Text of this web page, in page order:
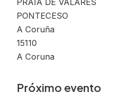
PONTECESO
A Coruña
15110
A Coruna
Próximo evento